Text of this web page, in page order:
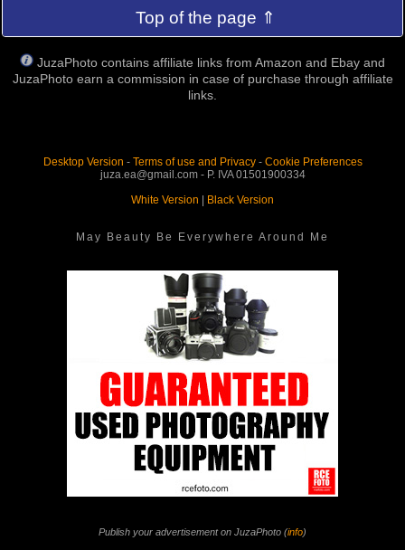
Top of the page ⇑
JuzaPhoto contains affiliate links from Amazon and Ebay and
JuzaPhoto earn a commission in case of purchase through affiliate
links.
Desktop Version - Terms of use and Privacy- Cookie Preferences
juza.ea@gmail.com - P. IVA 01501900334
White Version
Black Version
May Beauty Be Everywhere Around Me
Publish your advertisement on JuzaPhoto (info)